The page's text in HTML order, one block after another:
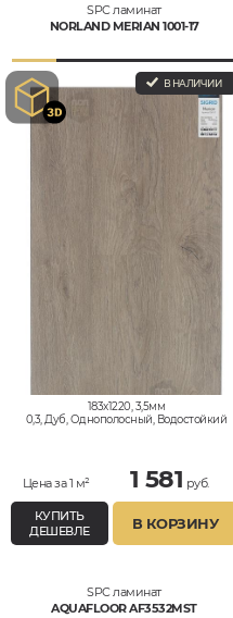
SPC ламинат
NORLAND MERIAN 1001-17
В НАЛИЧИИ
183x1220, 3,5мм
0,3, Дуб, Однополосный, Водостойкий
Цена за 1 м² 1 581 руб.
КУПИТЬ
ДЕШЕВЛЕ
В КОРЗИНУ
SPC ламинат
AQUAFLOOR AF3532MST